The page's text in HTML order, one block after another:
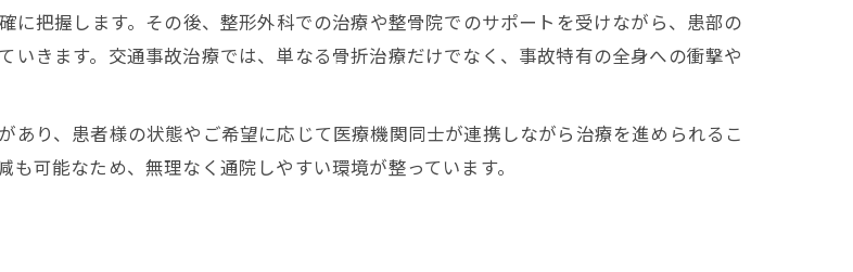
で考える整骨院と整形外科の違い
故治療で整骨院・整形外科を比較
と整形外科の役割を交通事故治療で知る
に把握します。その後、整形外科での治療や整骨院でのサポートを受けながら、患部の
きます。交通事故治療では、単なる骨折治療だけでなく、事故特有の全身への衝撃や
り、患者様の状態やご希望に応じて医療機関同士が連携しながら治療を進められるこ
可能なため、無理なく通院しやすい環境が整っています。